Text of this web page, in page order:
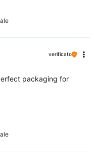
verificato
packaging for